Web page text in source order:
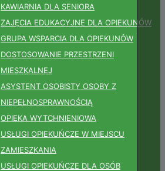
KAWIARNIA DLA SENIORA
ZAJĘCIA EDUKACYJNE DLA OPIEKUNÓW
GRUPA WSPARCIA DLA OPIEKUNÓW
DOSTOSOWANIE PRZESTRZENI
MIESZKALNEJ
ASYSTENT OSOBISTY OSOBY Z
NIEPEŁNOSPRAWNOŚCIĄ
OPIEKA WYTCHNIENIOWA
USŁUGI OPIEKUŃCZE W MIEJSCU
ZAMIESZKANIA
USŁUGI OPIEKUŃCZE DLA OSÓB